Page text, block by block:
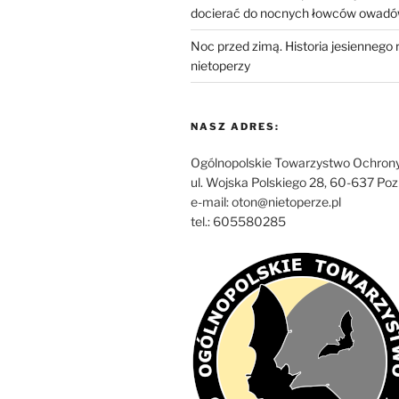
docierać do nocnych łowców
Noc przed zimą. Historia jesiennego
nietoperzy
NASZ ADRES:
Ogólnopolskie Towarzystwo
ul. Wojska Polskiego 28, 60-637
e-mail: oton@nietoperze.pl
tel.: 605580285